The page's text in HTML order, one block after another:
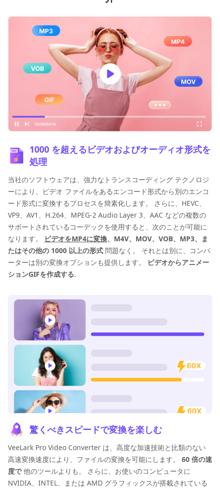
1000 を超えるビデオおよびオーディオ形式を
処理
当社のソフトウェアは、強力なトランスコーディング テクノロジ
ーにより、ビデオ ファイルをあるエンコード形式から別のエンコ
ード形式に変換するプロセスを簡素化します。 さらに、HEVC、
VP9、AV1、H.264、MPEG-2 Audio Layer 3、AAC などの複数の
サポートされているコーデックを使用すると、次のことが可能に
なります。
ビデオをMP4に変換、M4V、MOV、VOB、MP3、ま
たはその他の 1000 以上の形式 問題なく。 それとは別に、コンバ
ーターは別の変換オプションも提供します。
ビデオからアニメー
ションGIFを作成する.
驚くべきスピードで変換を楽しむ
VeeLark Pro Video Converter は、高度な加速技術と比類のない
高速変換速度により、ファイルの変換を可能にします。 60 倍の速
度で他のツールよりも。 さらに、お使いのコンピュータに
NVIDIA、INTEL、または AMD グラフィックスが搭載されている